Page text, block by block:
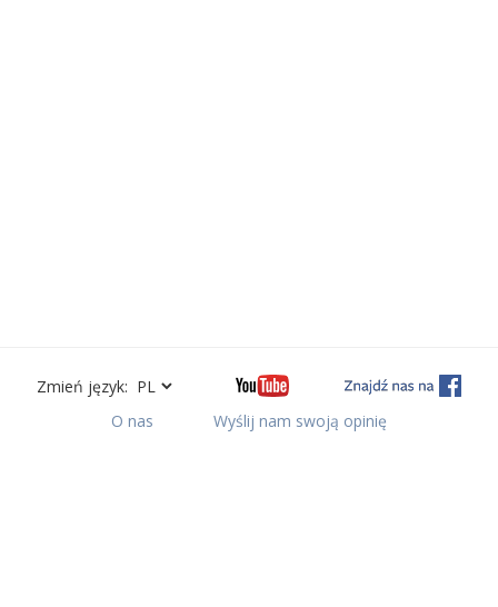
Zmień język:
O nas
Wyślij nam swoją opinię